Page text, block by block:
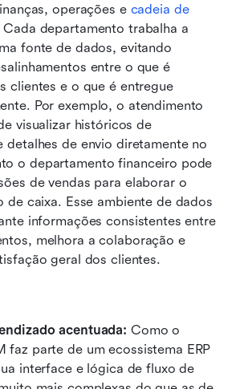
operações e cadeia de
Cada departamento trabalha a
fonte de dados, evitando
entre o que é
clientes e o que é entregue
Por exemplo, o atendimento
visualizar históricos de
detalhes de envio diretamente no
o departamento financeiro pode
de vendas para elaborar o
de caixa. Esse ambiente de dados
informações consistentes entre
melhora a colaboração e
geral dos clientes.
acentuada: Como o
faz parte de um ecossistema ERP
interface e lógica de fluxo de